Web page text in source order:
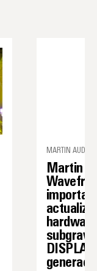
MARTIN AUDIO
Martin